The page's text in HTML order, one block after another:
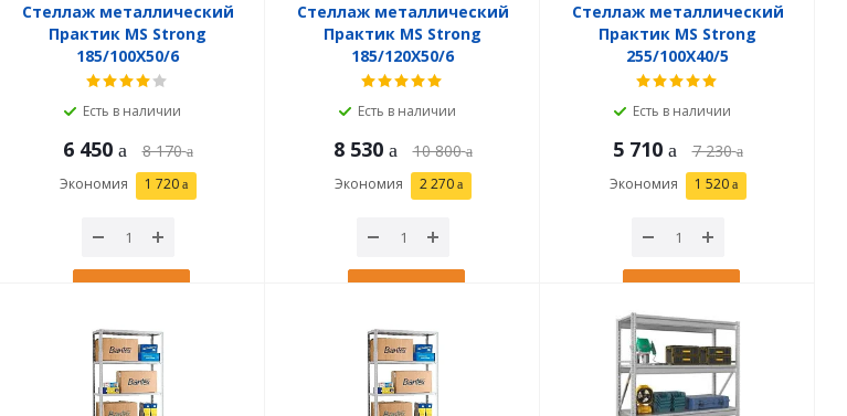
Стеллаж металлический
Практик MS Strong
185/100X50/6
Есть в наличии
6 450 8 170
Экономия 1 720
В корзину
Стеллаж металлический
Практик MS Strong
185/120X50/6
Есть в наличии
8 530 10 800
Экономия 2 270
В корзину
Стеллаж металлический
Практик MS Strong
255/100X40/5
Есть в наличии
5 710 7 230
Экономия 1 520
В корзину